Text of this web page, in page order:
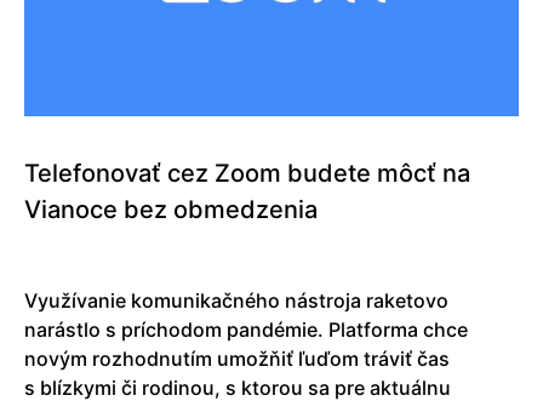
Telefonovať cez Zoom budete môcť na
Vianoce bez obmedzenia
Využívanie komunikačného nástroja raketovo
narástlo s príchodom pandémie. Platforma chce
novým rozhodnutím umožňiť ľuďom tráviť čas
s blízkymi či rodinou, s ktorou sa pre aktuálnu